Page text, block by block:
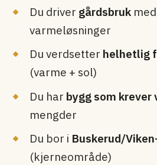
Du driver gårdsbruk
varme­løsninger
Du verdsetter helhetlig
(varme + sol)
Du har bygg som krever
mengder
Du bor i Buskerud/
(kjerneområde)